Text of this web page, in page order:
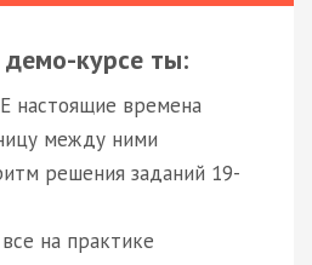
курсе ты:
настоящие времена
между ними
решения заданий 19-
на практике